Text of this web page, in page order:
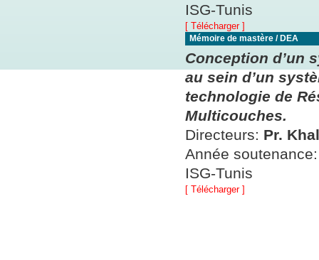
ISG-Tunis
[ Télécharger ]
Mémoire de mastère / DEA
Conception d’un
au sein d’un
technologie de
Multicouches.
Directeurs: Pr.
Année
ISG-Tunis
[ Télécharger ]